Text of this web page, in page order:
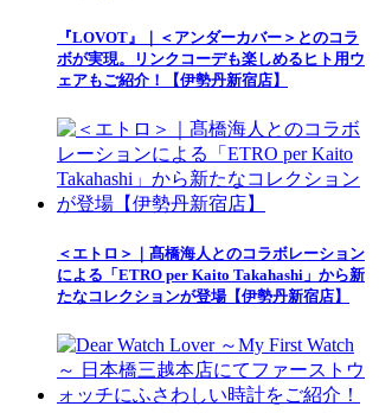
『LOVOT』｜＜アンダーカバー＞とのコラ
ボが実現。リンクコーデも楽しめるヒト用ウ
ェアもご紹介！【伊勢丹新宿店】
＜エトロ＞｜髙橋海人とのコラボレーション
による「ETRO per Kaito Takahashi」から新
たなコレクションが登場【伊勢丹新宿店】